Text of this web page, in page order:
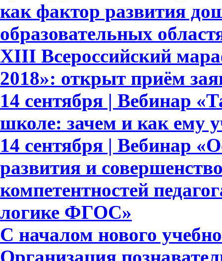
как фактор развития
образовательных
XIII Всероссийский
2018»: открыт приём
14 сентября | Вебинар
школе: зачем и как ему
14 сентября | Вебинар
развития и
компетентностей
логике ФГОС»
С началом нового